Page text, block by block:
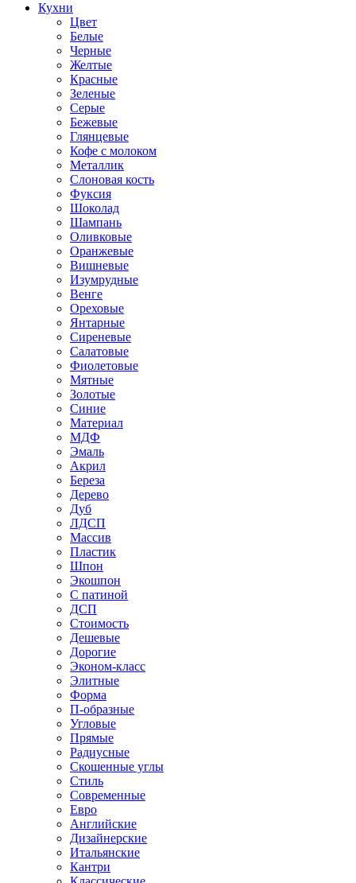
Кухни
Цвет
Белые
Черные
Желтые
Красные
Зеленые
Серые
Бежевые
Глянцевые
Кофе с молоком
Металлик
Слоновая кость
Фуксия
Шоколад
Шампань
Оливковые
Оранжевые
Вишневые
Изумрудные
Венге
Ореховые
Янтарные
Сиреневые
Салатовые
Фиолетовые
Мятные
Золотые
Синие
Материал
МДФ
Эмаль
Акрил
Береза
Дерево
Дуб
ЛДСП
Массив
Пластик
Шпон
Экошпон
С патиной
ДСП
Стоимость
Дешевые
Дорогие
Эконом-класс
Элитные
Форма
П-образные
Угловые
Прямые
Радиусные
Скошенные углы
Стиль
Современные
Евро
Английские
Дизайнерские
Итальянские
Кантри